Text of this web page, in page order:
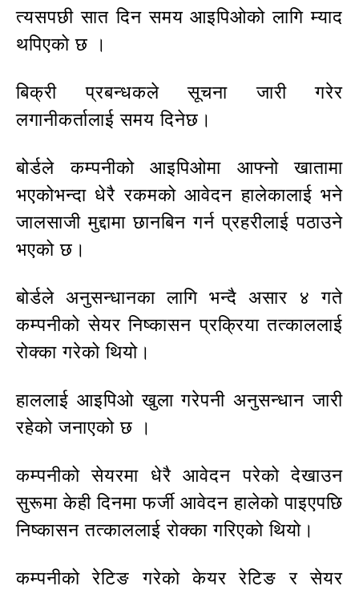
त्यसपछी सात दिन समय आइपिओको लागि म्याद
थपिएको छ ।
बिक्री प्रबन्धकले सूचना जारी गरेर
लगानीकर्तालाई समय दिनेछ।
बोर्डले कम्पनीको आइपिओमा आफ्नो खातामा
भएकोभन्दा धेरै रकमको आवेदन हालेकालाई भने
जालसाजी मुद्दामा छानबिन गर्न प्रहरीलाई पठाउने
भएको छ।
बोर्डले अनुसन्धानका लागि भन्दै असार ४ गते
कम्पनीको सेयर निष्कासन प्रक्रिया तत्काललाई
रोक्का गरेको थियो।
हाललाई आइपिओ खुला गरेपनी अनुसन्धान जारी
रहेको जनाएको छ ।
कम्पनीको सेयरमा धेरै आवेदन परेको देखाउन
सुरूमा केही दिनमा फर्जी आवेदन हालेको पाइएपछि
निष्कासन तत्काललाई रोक्का गरिएको थियो।
कम्पनीको रेटिङ गरेको केयर रेटिङ र सेयर